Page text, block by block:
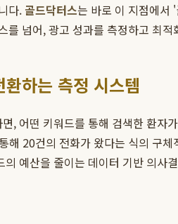
다. 골드닥터스는 바로 이 지점에서
를 넘어, 광고 성과를 측정하고 최
하는 측정 시스템
, 어떤 키워드를 통해 검색한 환
해 20건의 전화가 왔다는 식의 구
예산을 줄이는 데이터 기반 의